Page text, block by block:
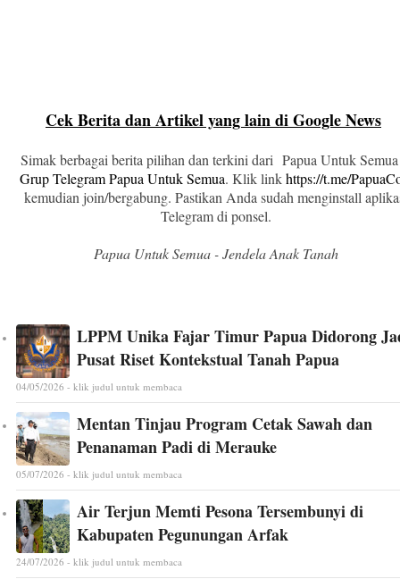
Cek Berita dan Artikel yang lain di Google News
Simak berbagai berita pilihan dan terkini dari Papua Untuk
Grup Telegram Papua Untuk Semua. Klik linkhttps://t.me/
kemudian join/bergabung. Pastikan Anda sudah menginstall
Telegram di ponsel.
Papua Untuk Semua - Jendela Anak Tanah
LPPM Unika Fajar Timur Papua Didorong
Pusat Riset Kontekstual Tanah Papua
04/05/2026 - klik judul untuk membaca
Mentan Tinjau Program Cetak Sawah dan
Penanaman Padi di Merauke
05/07/2026 - klik judul untuk membaca
Air Terjun Memti Pesona Tersembunyi di
Kabupaten Pegunungan Arfak
24/07/2026 - klik judul untuk membaca